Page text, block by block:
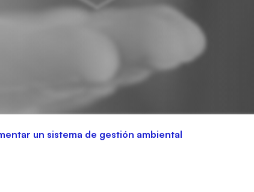
un sistema de gestión ambiental